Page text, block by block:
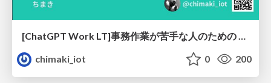
[ChatGPT Work LT]事務作業が苦手な人のための バックオフィスの「半」自動化
chimaki_iot
0 200